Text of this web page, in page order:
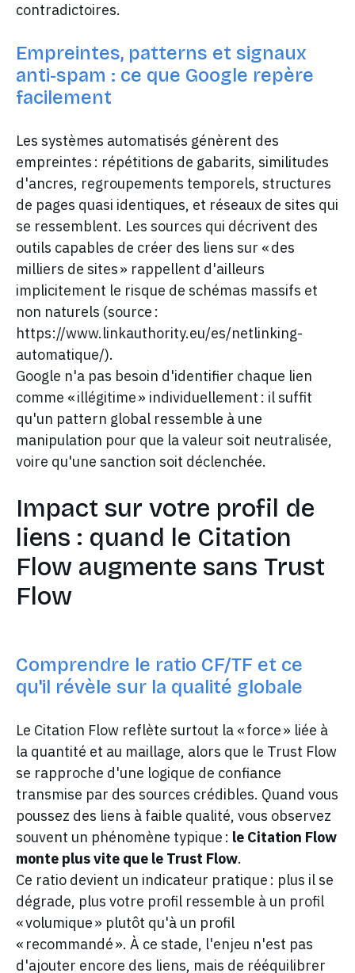
contradictoires.
Empreintes, patterns et signaux
anti-spam : ce que Google repère
facilement
Les systèmes automatisés génèrent des
empreintes : répétitions de gabarits, similitudes
d'ancres, regroupements temporels, structures
de pages quasi identiques, et réseaux de sites qui
se ressemblent. Les sources qui décrivent des
outils capables de créer des liens sur « des
milliers de sites » rappellent d'ailleurs
implicitement le risque de schémas massifs et
non naturels (source :
https://www.linkauthority.eu/es/netlinking-
automatique/).
Google n'a pas besoin d'identifier chaque lien
comme « illégitime » individuellement : il suffit
qu'un pattern global ressemble à une
manipulation pour que la valeur soit neutralisée,
voire qu'une sanction soit déclenchée.
Impact sur votre profil de
liens : quand le Citation
Flow augmente sans Trust
Flow
Comprendre le ratio CF/TF et ce
qu'il révèle sur la qualité globale
Le Citation Flow reflète surtout la « force » liée à
la quantité et au maillage, alors que le Trust Flow
se rapproche d'une logique de confiance
transmise par des sources crédibles. Quand vous
poussez des liens à faible qualité, vous observez
souvent un phénomène typique : le Citation Flow
monte plus vite que le Trust Flow.
Ce ratio devient un indicateur pratique : plus il se
dégrade, plus votre profil ressemble à un profil
« volumique » plutôt qu'à un profil
« recommandé ». À ce stade, l'enjeu n'est pas
d'ajouter encore des liens, mais de rééquilibrer